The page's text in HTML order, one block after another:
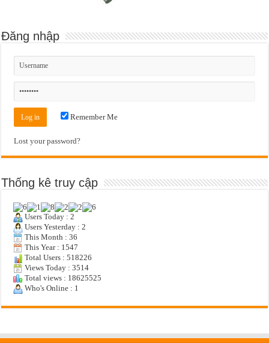
Đăng nhập
Remember Me
Lost your password?
Thống kê truy cập
Users Today : 2
Users Yesterday : 2
This Month : 36
This Year : 1547
Total Users : 518226
Views Today : 3514
Total views : 18625525
Who's Online : 1